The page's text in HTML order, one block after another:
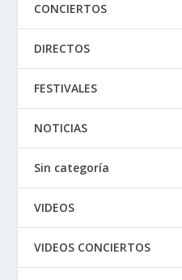
CONCIERTOS
DIRECTOS
FESTIVALES
NOTICIAS
Sin categoría
VIDEOS
VIDEOS CONCIERTOS